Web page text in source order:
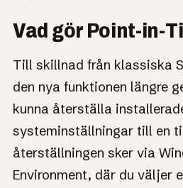
Vad gör Point-in-
Till skillnad från klassiska
den nya funktionen längre
kunna återställa
systeminställningar till en
återställningen sker via
Environment, där du väljer